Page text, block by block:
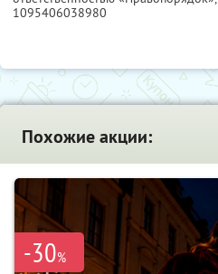
1095406038980
Похожие акции:
-30%